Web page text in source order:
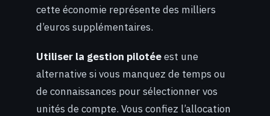
cette économie représente des milliers
d’euros supplémentaires.
Utiliser la gestion pilotéeest une
alternative si vous manquez de temps ou
de connaissances pour sélectionner vos
unités de compte. Vous confiez l’allocation